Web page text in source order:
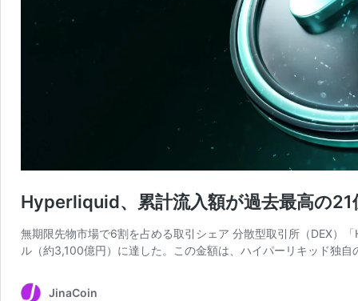
Hyperliquid、累計流入額が過去最高の
無期限先物市場で6割を占める取引シェア 分散型取引所（DEX）
ル（約3,100億円）に達した。この金額は、ハイパーリキッド独
JinaCoin